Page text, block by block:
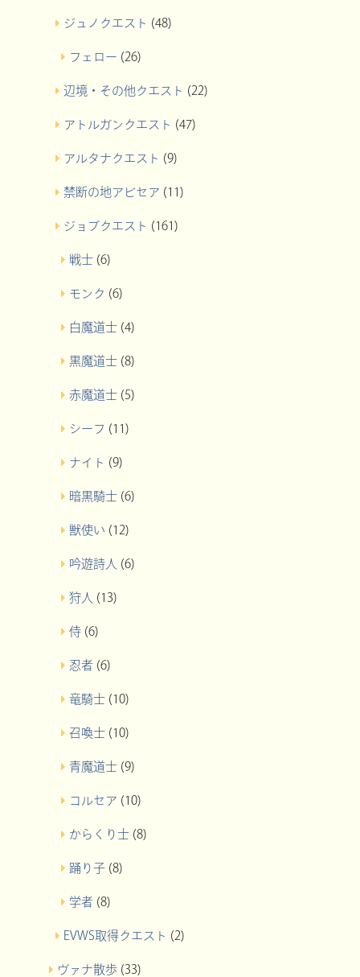
ジュノクエスト (48)
フェロー (26)
辺境・その他クエスト (22)
アトルガンクエスト (47)
アルタナクエスト (9)
禁断の地アビセア (11)
ジョブクエスト (161)
戦士 (6)
モンク (6)
白魔道士 (4)
黒魔道士 (8)
赤魔道士 (5)
シーフ (11)
ナイト (9)
暗黒騎士 (6)
獣使い (12)
吟遊詩人 (6)
狩人 (13)
侍 (6)
忍者 (6)
竜騎士 (10)
召喚士 (10)
青魔道士 (9)
コルセア (10)
からくり士 (8)
踊り子 (8)
学者 (8)
EVWS取得クエスト (2)
ヴァナ散歩 (33)